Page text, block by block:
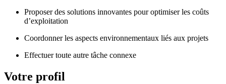
Proposer des solutions innovantes pour optimiser les coûts
d’exploitation
Coordonner les aspects environnementaux liés aux projets
Effectuer toute autre tâche connexe
Votre profil